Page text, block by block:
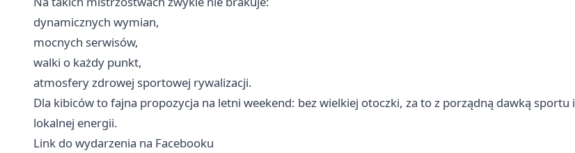
dynamicznych wymian,
mocnych serwisów,
walki o każdy punkt,
atmosfery zdrowej sportowej rywalizacji.
Dla kibiców to fajna propozycja na letni weekend: bez wielkiej otoczki, za to z porządną dawką sportu i
lokalnej energii.
Link do wydarzenia na Facebooku